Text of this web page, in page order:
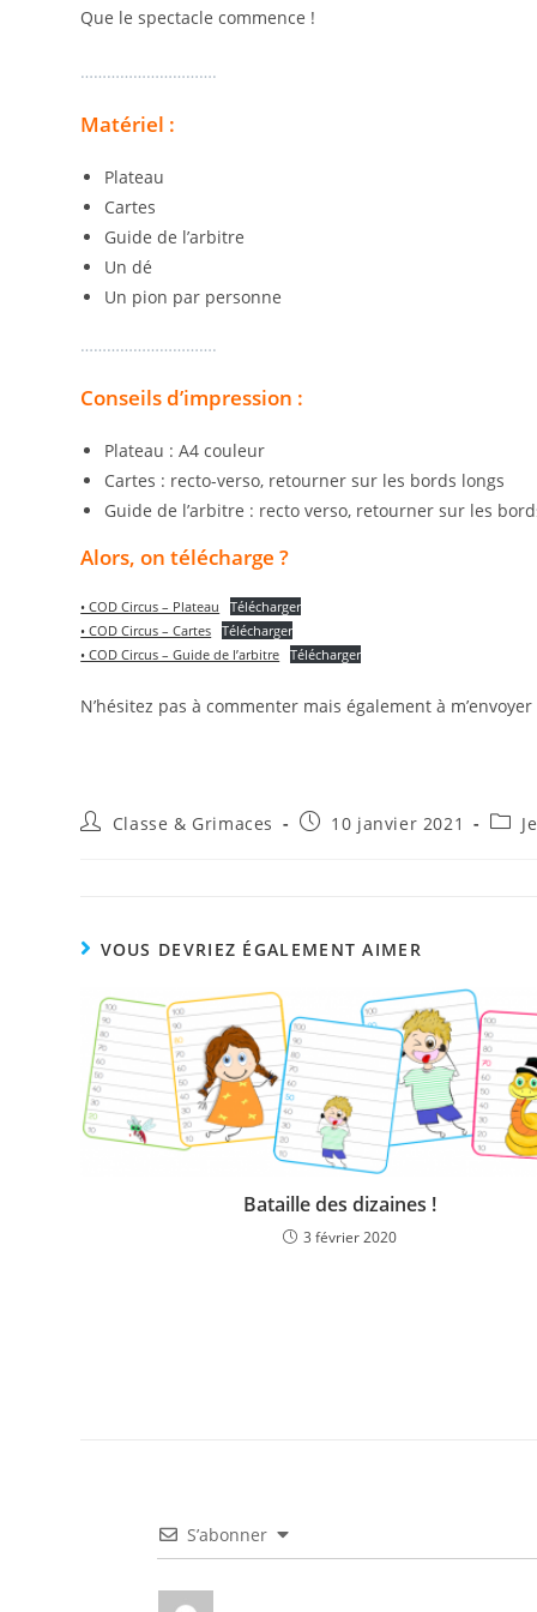
Que le spectacle commence !
………………………….
Matériel :
Plateau
Cartes
Guide de l’arbitre
Un dé
Un pion par personne
………………………….
Conseils d’impression :
Plateau : A4 couleur
Cartes : recto-verso, retourner sur les bords longs
Guide de l’arbitre : recto verso, retourner sur les
Alors, on télécharge ?
• COD Circus – Plateau
Télécharger
• COD Circus – Cartes Télécharger
• COD Circus – Guide de l’arbitre Télécharger
N’hésitez pas à commenter mais également à
Auteur/autrice
Classe & Grimaces
Publication
10 janvier 2021
Post
VOUS DEVRIEZ ÉGALEMENT AIMER
Bataille des dizaines !
3 février 2020
S’abonner